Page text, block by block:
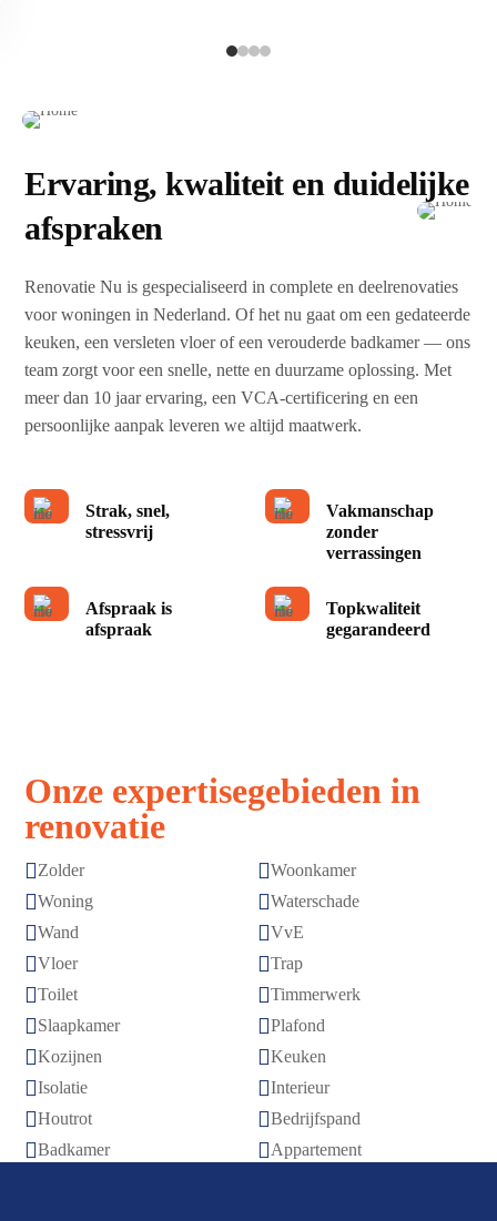
Ervaring, kwaliteit en duidelijke
afspraken
Renovatie Nu is gespecialiseerd in complete en deelrenovaties
voor woningen in Nederland. Of het nu gaat om een gedateerde
keuken, een versleten vloer of een verouderde badkamer — ons
team zorgt voor een snelle, nette en duurzame oplossing. Met
meer dan 10 jaar ervaring, een VCA-certificering en een
persoonlijke aanpak leveren we altijd maatwerk.
Strak, snel,
stressvrij
Vakmanschap
zonder
verrassingen
Afspraak is
afspraak
Topkwaliteit
gegarandeerd
Onze expertisegebieden in
renovatie
Zolder Woonkamer
Woning Waterschade
Wand VvE
Vloer Trap
Toilet Timmerwerk
Slaapkamer Plafond
Kozijnen Keuken
Isolatie Interieur
Houtrot Bedrijfspand
Badkamer Appartement